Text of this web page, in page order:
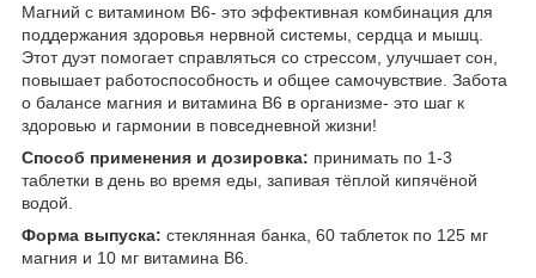
Магний с витамином B6- это эффективная комбинация для
поддержания здоровья нервной системы, сердца и мышц.
Этот дуэт помогает справляться со стрессом, улучшает сон,
повышает работоспособность и общее самочувствие. Забота
о балансе магния и витамина B6 в организме- это шаг к
здоровью и гармонии в повседневной жизни!
Способ применения и дозировка: принимать по 1-3
таблетки в день во время еды, запивая тёплой кипячёной
водой.
Форма выпуска: стеклянная банка, 60 таблеток по 125 мг
магния и 10 мг витамина B6.